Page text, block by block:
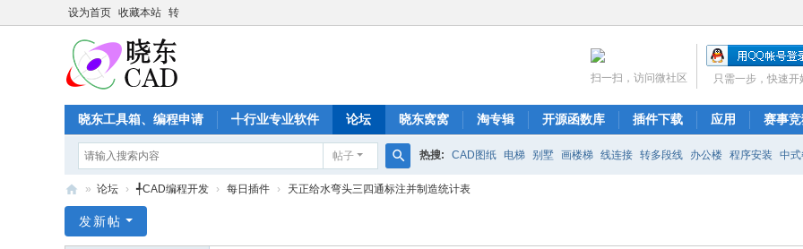
设为首页 收藏本站 转
只需一步，快速开
扫一扫，访问微社区
晓东工具箱、编程申请 ╃行业专业软件 论坛 晓东窝窝 淘专辑 开源函数库 插件下载 应用 赛事
帖子
搜
热搜: CAD图纸 电梯 别墅 画楼梯 线连接 转多段线 办公楼 程序安装 中
布局 图库管理
东
» 论坛 › ╃CAD编程开发 › 每日插件 › 天正给水弯头三四通标注并制造统计表
发新帖